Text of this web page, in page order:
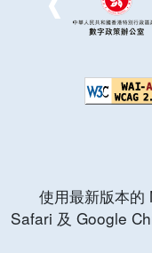
使用最新版本
Safari 及 Google